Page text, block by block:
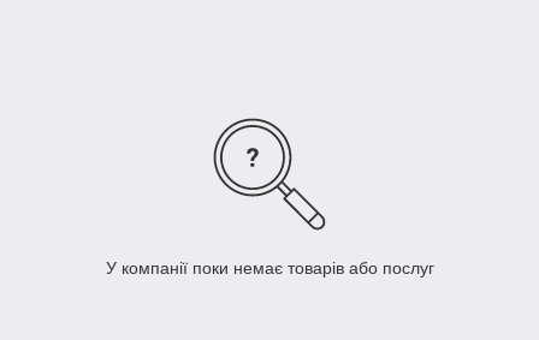
У компанії поки немає товарів або послуг